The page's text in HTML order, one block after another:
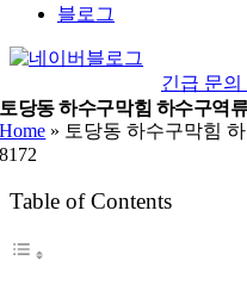
블로그
네
버
블
로
긴급 문의
토당동 하수구막힘 하수구역
Home » 토당동 하수구막힘
8172
Table of Contents